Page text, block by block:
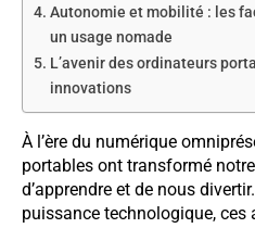
Autonomie et mobilité : les
un usage nomade
L’avenir des ordinateurs
innovations
À l’ère du numérique
portables ont transformé
d’apprendre et de nous
puissance technologique,